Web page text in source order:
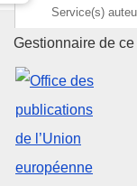
Service(s)
IMMC : ST
Office
Gestionnaire de